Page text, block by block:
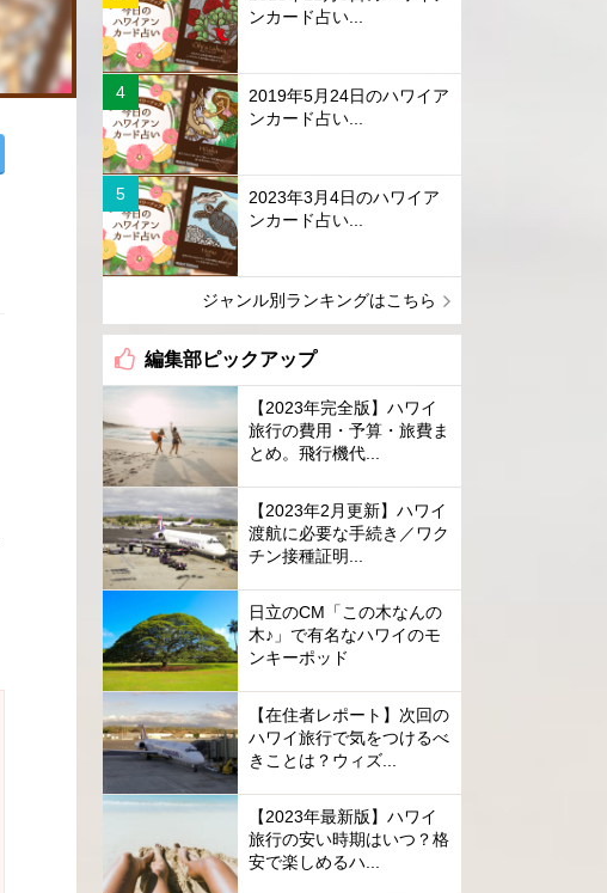
ンカード占い...
2019年5月24日のハワイア
ンカード占い...
2023年3月4日のハワイア
ンカード占い...
ジャンル別ランキングはこちら
編集部ピックアップ
【2023年完全版】ハワイ
旅行の費用・予算・旅費ま
とめ。飛行機代...
【2023年2月更新】ハワイ
渡航に必要な手続き／ワク
チン接種証明...
日立のCM「この木なんの
木♪」で有名なハワイのモ
ンキーポッド
【在住者レポート】次回の
ハワイ旅行で気をつけるべ
きことは？ウィズ...
【2023年最新版】ハワイ
旅行の安い時期はいつ？格
安で楽しめるハ...